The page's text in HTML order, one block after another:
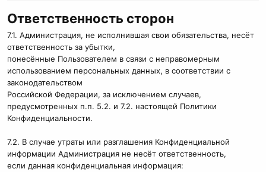
Ответственность сторон
7.1. Администрация, не исполнившая свои обязательства, несёт
ответственность за убытки,
понесённые Пользователем в связи с неправомерным
использованием персональных данных, в соответствии с
законодательством
Российской Федерации, за исключением случаев,
предусмотренных п.п. 5.2. и 7.2. настоящей Политики
Конфиденциальности.
7.2. В случае утраты или разглашения Конфиденциальной
информации Администрация не несёт ответственность,
если данная конфиденциальная информация: